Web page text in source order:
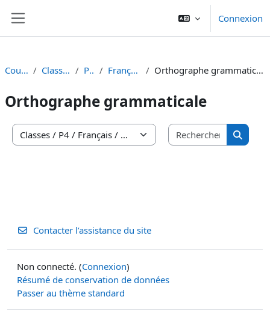
Connexion
Cours Classes P4 Français Orthographe grammaticale
Orthographe grammaticale
Catégories de cours
Contacter l’assistance du site
Non connecté. (Connexion)
Résumé de conservation de données
Passer au thème standard